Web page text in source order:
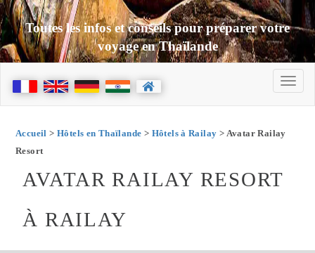
Toutes les infos et conseils pour préparer votre
voyage en Thaïlande
Accueil > Hôtels en Thaïlande > Hôtels à Railay > Avatar Railay
Resort
AVATAR RAILAY RESORT
À RAILAY